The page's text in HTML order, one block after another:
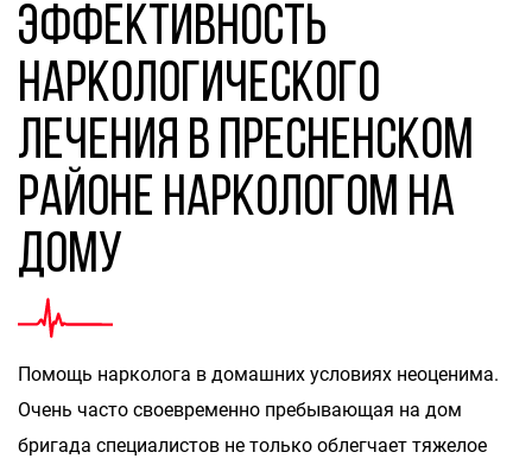
Эффективность
наркологического
лечения в Пресненском
районе наркологом на
дому
Помощь нарколога в домашних условиях неоценима.
Очень часто своевременно пребывающая на дом
бригада специалистов не только облегчает тяжелое